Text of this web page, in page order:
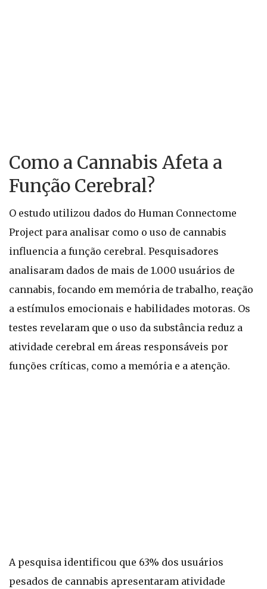
Como a Cannabis Afeta a
Função Cerebral?
O estudo utilizou dados do Human Connectome
Project para analisar como o uso de cannabis
influencia a função cerebral. Pesquisadores
analisaram dados de mais de 1.000 usuários de
cannabis, focando em memória de trabalho, reação
a estímulos emocionais e habilidades motoras. Os
testes revelaram que o uso da substância reduz a
atividade cerebral em áreas responsáveis por
funções críticas, como a memória e a atenção.
A pesquisa identificou que 63% dos usuários
pesados de cannabis apresentaram atividade